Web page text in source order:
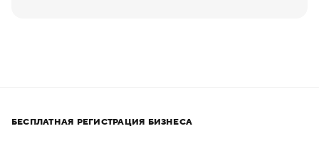
БЕСПЛАТНАЯ РЕГИСТРАЦИЯ БИЗНЕСА